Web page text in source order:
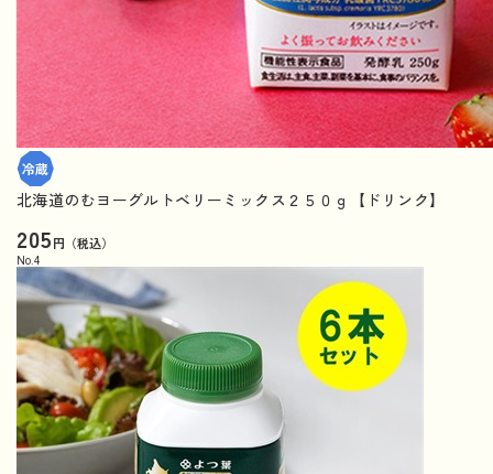
北海道のむヨーグルトベリーミックス２５０ｇ【ドリンク】
205円（税込）
No. 4